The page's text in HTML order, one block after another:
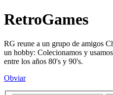
RetroGames
RG reune a un grupo de amigos
un hobby: Colecionamos y
entre los años 80's y 90's.
Obviar